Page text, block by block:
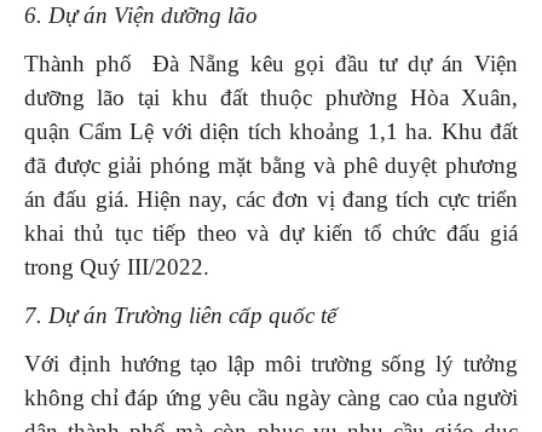
6. Dự án Viện dưỡng lão
Thành phố Đà Nẵng kêu gọi đầu tư dự án Viện
dưỡng lão tại khu đất thuộc phường Hòa Xuân,
quận Cẩm Lệ với diện tích khoảng 1,1 ha. Khu đất
đã được giải phóng mặt bằng và phê duyệt phương
án đấu giá. Hiện nay, các đơn vị đang tích cực triển
khai thủ tục tiếp theo và dự kiến tổ chức đấu giá
trong Quý III/2022.
7. Dự án Trường liên cấp quốc tế
Với định hướng tạo lập môi trường sống lý tưởng
không chỉ đáp ứng yêu cầu ngày càng cao của người